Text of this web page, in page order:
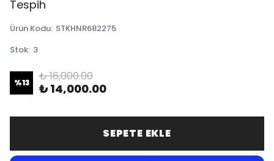
Tespih
Ürün Kodu: STKHNR682275
Stok: 3
%13 ₺ 16,000.00
₺ 14,000.00
SEPETE EKLE